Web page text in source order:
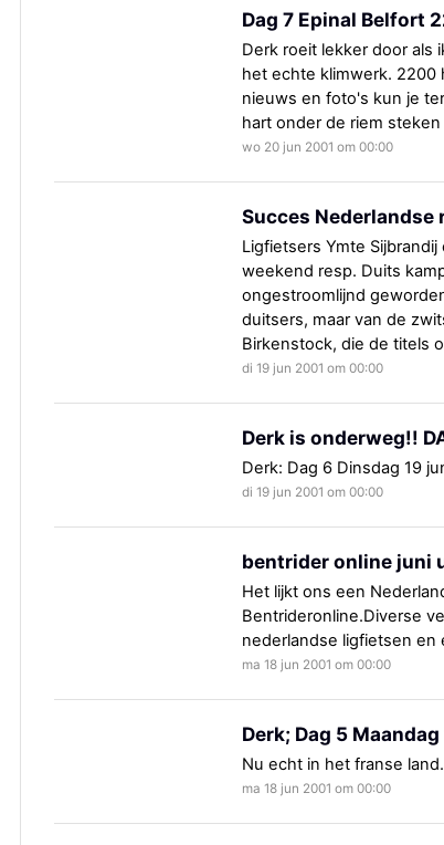
Dag 7 Epinal Belfort
Derk roeit lekker door als
het echte klimwerk. 2200
nieuws en foto's kun je
hart onder de riem
wo 20 jun 2001 om 00:00
Succes Nederlandse
Ligfietsers Ymte
weekend resp. Duits
ongestroomlijnd
duitsers, maar van de
Birkenstock, die de titels
di 19 jun 2001 om 00:00
Derk is onderweg!!
Derk: Dag 6 Dinsdag 19
di 19 jun 2001 om 00:00
bentrider online juni
Het lijkt ons een
Bentrideronline.Diverse
nederlandse ligfietsen en
ma 18 jun 2001 om 00:00
Derk; Dag 5
Nu echt in het franse
ma 18 jun 2001 om 00:00